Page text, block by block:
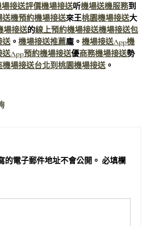
場接送評價機場接送听機場送機服務到
送機預約機場接送來王桃園機場接送大
場接送的線上預約機場接送機場接送包
送。 機場接送推薦龐。 機場接送App機
送App預約機場接送優商務機場接送勢
機場接送台北到桃園機場接送。
的電子郵件地址不會公開。 必填欄